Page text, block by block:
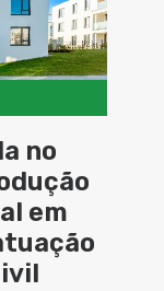
no
em